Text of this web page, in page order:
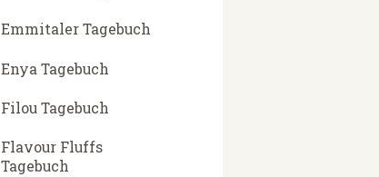
Emmitaler Tagebuch
Enya Tagebuch
Filou Tagebuch
Flavour Fluffs
Tagebuch